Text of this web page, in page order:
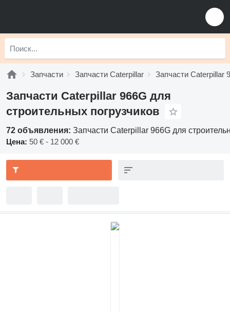
Запчасти Запчасти Caterpillar Запчасти Caterpillar
Запчасти Caterpillar 966G для
строительных погрузчиков
72 объявления: Запчасти Caterpillar 966G для
Цена: 50 € - 12 000 €